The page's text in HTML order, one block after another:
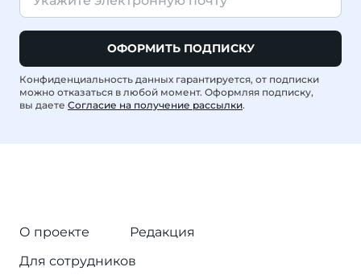
ОФОРМИТЬ ПОДПИСКУ
Конфиденциальность данных гарантируется, от подписки
можно отказаться в любой момент. Оформляя подписку,
вы даете Согласие на получение рассылки.
О проекте
Редакция
Для сотрудников